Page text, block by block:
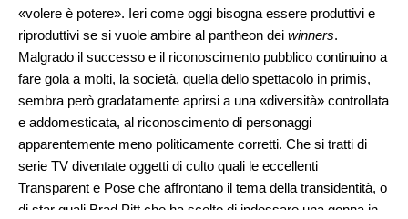
«volere è potere». Ieri come oggi bisogna essere produttivi e
riproduttivi se si vuole ambire al pantheon dei winners.
Malgrado il successo e il riconoscimento pubblico continuino a
fare gola a molti, la società, quella dello spettacolo in primis,
sembra però gradatamente aprirsi a una «diversità» controllata
e addomesticata, al riconoscimento di personaggi
apparentemente meno politicamente corretti. Che si tratti di
serie TV diventate oggetti di culto quali le eccellenti
Transparent e Pose che affrontano il tema della transidentità, o
di star quali Brad Pitt che ha scelto di indossare una gonna in